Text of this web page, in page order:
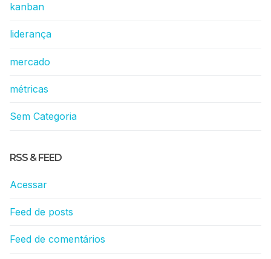
kanban
liderança
mercado
métricas
Sem Categoria
RSS & FEED
Acessar
Feed de posts
Feed de comentários